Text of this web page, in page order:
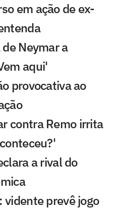
em ação de ex-
Neymar a
aqui'
provocativa ao
contra Remo irrita
a rival do
vidente prevê jogo